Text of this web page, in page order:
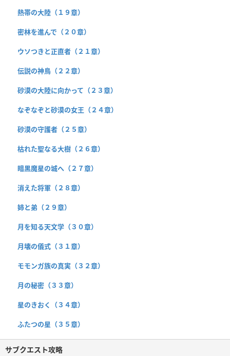
熱帯の大陸（１９章）
密林を進んで（２０章）
ウソつきと正直者（２１章）
伝説の神鳥（２２章）
砂漠の大陸に向かって（２３章）
なぞなぞと砂漠の女王（２４章）
砂漠の守護者（２５章）
枯れた聖なる大樹（２６章）
暗黒魔星の城へ（２７章）
消えた将軍（２８章）
姉と弟（２９章）
月を知る天文学（３０章）
月壊の儀式（３１章）
モモンガ族の真実（３２章）
月の秘密（３３章）
星のきおく（３４章）
ふたつの星（３５章）
サブクエスト攻略